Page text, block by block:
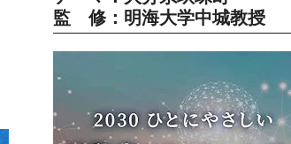
監 修：明海大学中城教授